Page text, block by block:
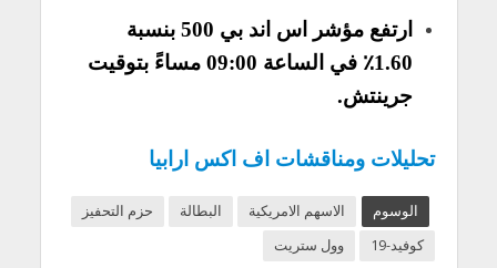
ارتفع مؤشر اس اند بي 500 بنسبة
1.60٪ في الساعة 09:00 مساءً بتوقيت
جرينتش.
تحليلات ومناقشات اف اكس ارابيا
الوسوم الاسهم الامريكية البطالة
حزم التحفيز
كوفيد-19
وول ستريت